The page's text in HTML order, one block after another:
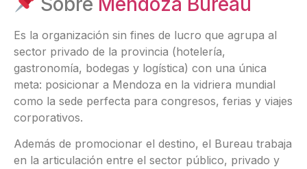
Es la organización sin fines de lucro que agrupa al
sector privado de la provincia (hotelería,
gastronomía, bodegas y logística) con una única
meta: posicionar a Mendoza en la vidriera mundial
como la sede perfecta para congresos, ferias y viajes
corporativos.
Además de promocionar el destino, el Bureau trabaja
en la articulación entre el sector público, privado y